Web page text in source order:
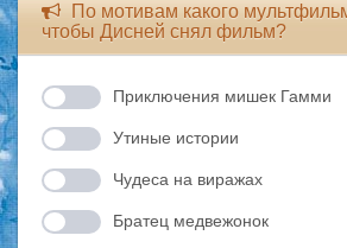
По мотивам какого
чтобы Дисней снял фильм?
Приключения мишек Гамми
Утиные истории
Чудеса на виражах
Братец медвежонок